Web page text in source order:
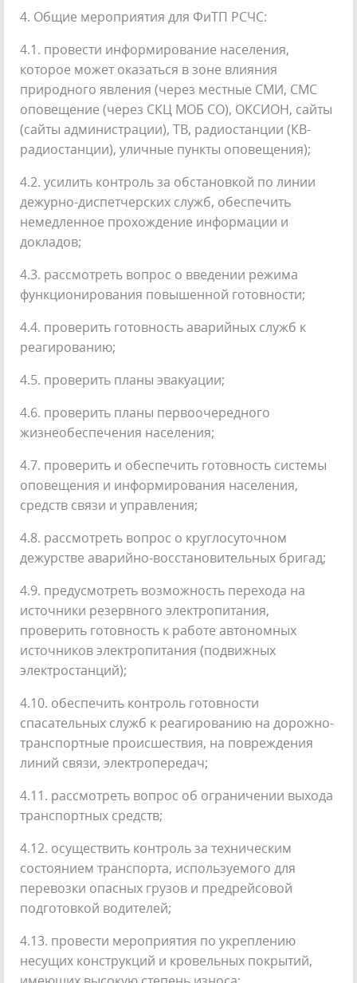
4. Общие мероприятия для ФиТП РСЧС:
4.1. провести информирование населения,
которое может оказаться в зоне влияния
природного явления (через местные СМИ, СМС
оповещение (через СКЦ МОБ СО), ОКСИОН, сайты
(сайты администрации), ТВ, радиостанции (КВ-
радиостанции), уличные пункты оповещения);
4.2. усилить контроль за обстановкой по линии
дежурно-диспетчерских служб, обеспечить
немедленное прохождение информации и
докладов;
4.3. рассмотреть вопрос о введении режима
функционирования повышенной готовности;
4.4. проверить готовность аварийных служб к
реагированию;
4.5. проверить планы эвакуации;
4.6. проверить планы первоочередного
жизнеобеспечения населения;
4.7. проверить и обеспечить готовность системы
оповещения и информирования населения,
средств связи и управления;
4.8. рассмотреть вопрос о круглосуточном
дежурстве аварийно-восстановительных бригад;
4.9. предусмотреть возможность перехода на
источники резервного электропитания,
проверить готовность к работе автономных
источников электропитания (подвижных
электростанций);
4.10. обеспечить контроль готовности
спасательных служб к реагированию на дорожно-
транспортные происшествия, на повреждения
линий связи, электропередач;
4.11. рассмотреть вопрос об ограничении выхода
транспортных средств;
4.12. осуществить контроль за техническим
состоянием транспорта, используемого для
перевозки опасных грузов и предрейсовой
подготовкой водителей;
4.13. провести мероприятия по укреплению
несущих конструкций и кровельных покрытий,